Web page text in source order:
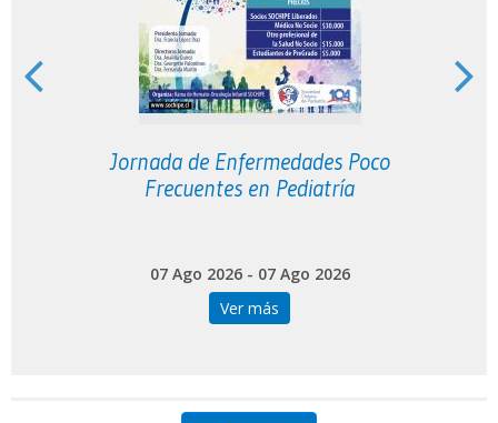
Jornada de Enfermedades Poco
Frecuentes en Pediatría
07 Ago 2026 - 07 Ago 2026
Ver más